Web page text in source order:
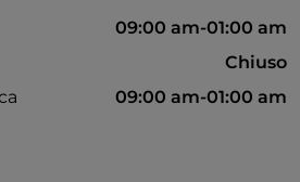
09:00 am-01:00 am
Chiuso
09:00 am-01:00 am